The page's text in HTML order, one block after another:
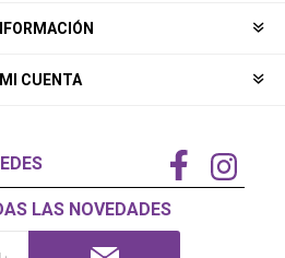
MI CUENTA
LAS NOVEDADES